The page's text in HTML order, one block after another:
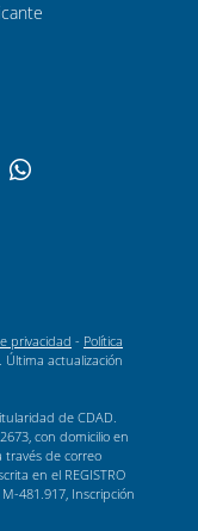
privacidad - Política
. Última actualización
de CDAD.
con domicilio en
través de correo
en el REGISTRO
481.917, Inscripción